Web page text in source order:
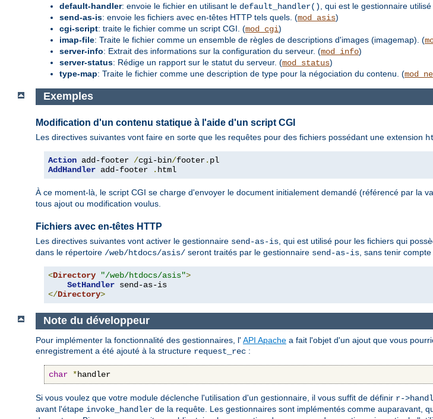
default-handler: envoie le fichier en utilisant le default_handler()
, qui est le gestionnaire
send-as-is: envoie les fichiers avec en-têtes HTTP tels quels. (mod_asis)
cgi-script: traite le fichier comme un script CGI. (mod_cgi)
imap-file: Traite le fichier comme un ensemble de règles de descriptions d'images (imagemap). (
server-info: Extrait des informations sur la configuration du serveur. (mod_info)
server-status: Rédige un rapport sur le statut du serveur. (mod_status)
type-map: Traite le fichier comme une description de type pour la négociation du contenu. (
Exemples
Modification d'un contenu statique à l'aide d'un script CGI
Les directives suivantes vont faire en sorte que les requêtes pour des fichiers possédant une extension
Action add-footer /cgi-bin/footer.
AddHandler add-footer . html
À ce moment-là, le script CGI se charge d'envoyer le document initialement demandé (référencé par la
tous ajout ou modification voulus.
Fichiers avec en-têtes HTTP
Les directives suivantes vont activer le gestionnaire send-as-is, qui est utilisé pour les fichiers qui
dans le répertoire /web/htdocs/asis/ seront traités par le gestionnaire send-as-is, sans tenir
<Directory "/web/htdocs/asis">
SetHandler
</Directory>
Note du développeur
Pour implémenter la fonctionnalité des gestionnaires, l' API Apache a fait l'objet d'un ajout que vous
enregistrement a été ajouté à la structure request_rec :
char *handler
Si vous voulez que votre module déclenche l'utilisation d'un gestionnaire, il vous suffit de définir r-
avant l'étape invoke_handler de la requête. Les gestionnaires sont implémentés comme auparavant,